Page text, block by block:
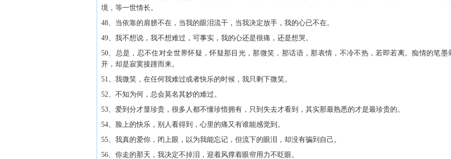
境，等一世情长。
48、当依靠的肩膀不在，当我的眼泪流干，当我决定放手，我的心已不在。
49、我不想说，我不想难过，可事实，我的心还是很痛，还是想哭。
50、总是，忍不住对全世界怀疑，怀疑那目光，那微笑，那话语，那表情，不冷不热，若即若离。痴情的笔墨
开，却是寂寞接踵而来。
51、我微笑，在任何我难过或者快乐的时候，我只剩下微笑。
52、不知为何，总会莫名其妙的难过。
53、爱到分才显珍贵，很多人都不懂珍惜拥有，只到失去才看到，其实那最熟悉的才是最珍贵的。
54、脸上的快乐，别人看得到，心里的痛又有谁能感觉到。
55、我真的爱你，闭上眼，以为我能忘记，但流下的眼泪，却没有骗到自己。
56、你走的那天，我决定不掉泪，迎着风撑着眼帘用力不眨眼。